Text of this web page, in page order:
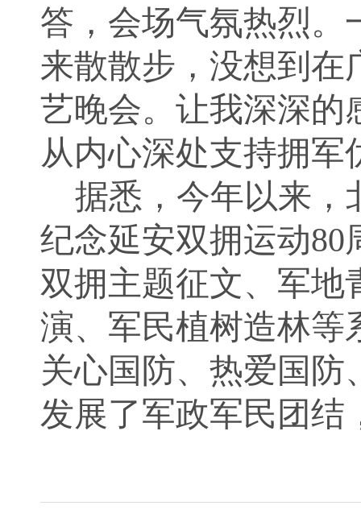
答，会场气氛热烈。
来散散步，没想到在
艺晚会。让我深深的
从内心深处支持拥军
据悉，今年以来，
纪念延安双拥运动
双拥主题征文、军地
演、军民植树造林等
关心国防、热爱国防
发展了军政军民团结